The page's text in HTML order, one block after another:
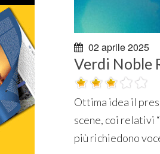
02 aprile 2025
Verdi Noble
Ottima idea il
scene, coi relativi
più richiedono